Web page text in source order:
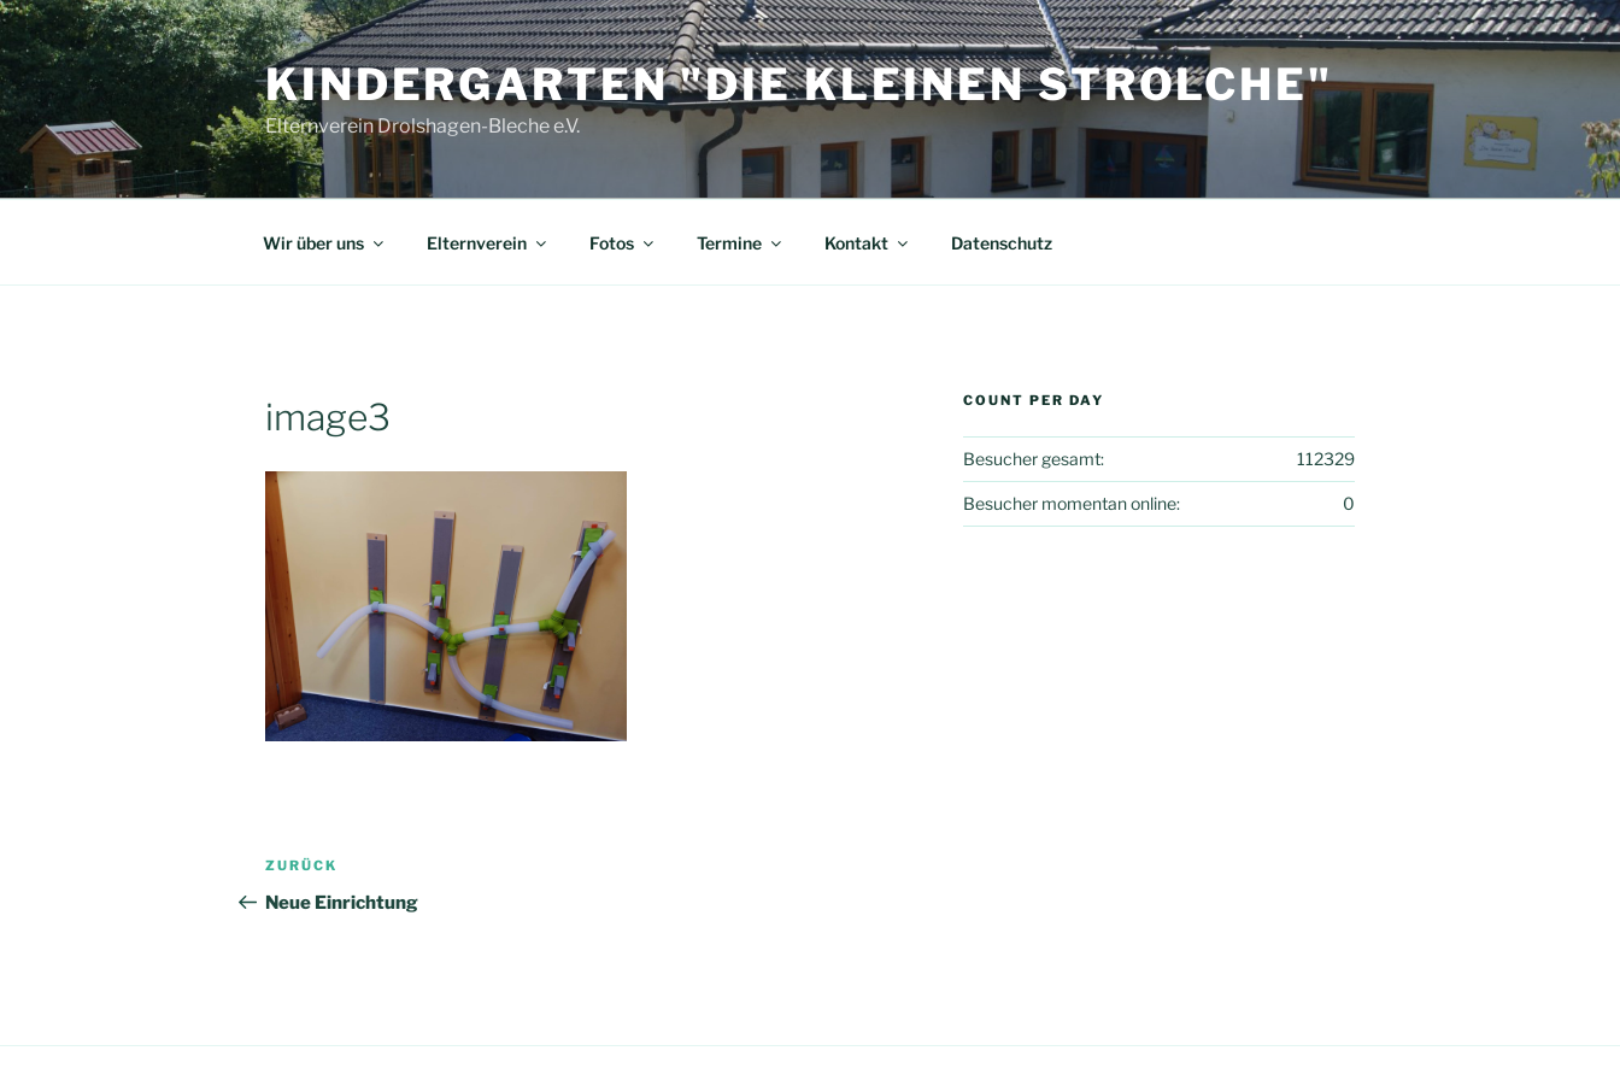
Zum
Inhalt
springen
KINDERGARTEN "DIE KLEINEN STROLCHE"
Elternverein Drolshagen-Bleche e.V.
Wir über uns Elternverein Fotos Termine Kontakt Datenschutz
image3
Beitrags-
Navigation
Vorheriger
Beitrag
ZURÜCK
Neue Einrichtung
COUNT PER DAY
112329
Besucher gesamt:
0
Besucher momentan online: